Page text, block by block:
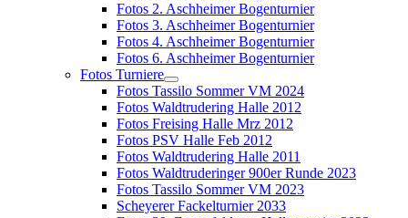
Fotos 2. Aschheimer Bogenturnier
Fotos 3. Aschheimer Bogenturnier
Fotos 4. Aschheimer Bogenturnier
Fotos 6. Aschheimer Bogenturnier
Fotos Turniere
Fotos Tassilo Sommer VM 2024
Fotos Waldtrudering Halle 2012
Fotos Freising Halle Mrz 2012
Fotos PSV Halle Feb 2012
Fotos Waldtrudering Halle 2011
Fotos Waldtruderinger 900er Runde 2023
Fotos Tassilo Sommer VM 2023
Scheyerer Fackelturnier 2033